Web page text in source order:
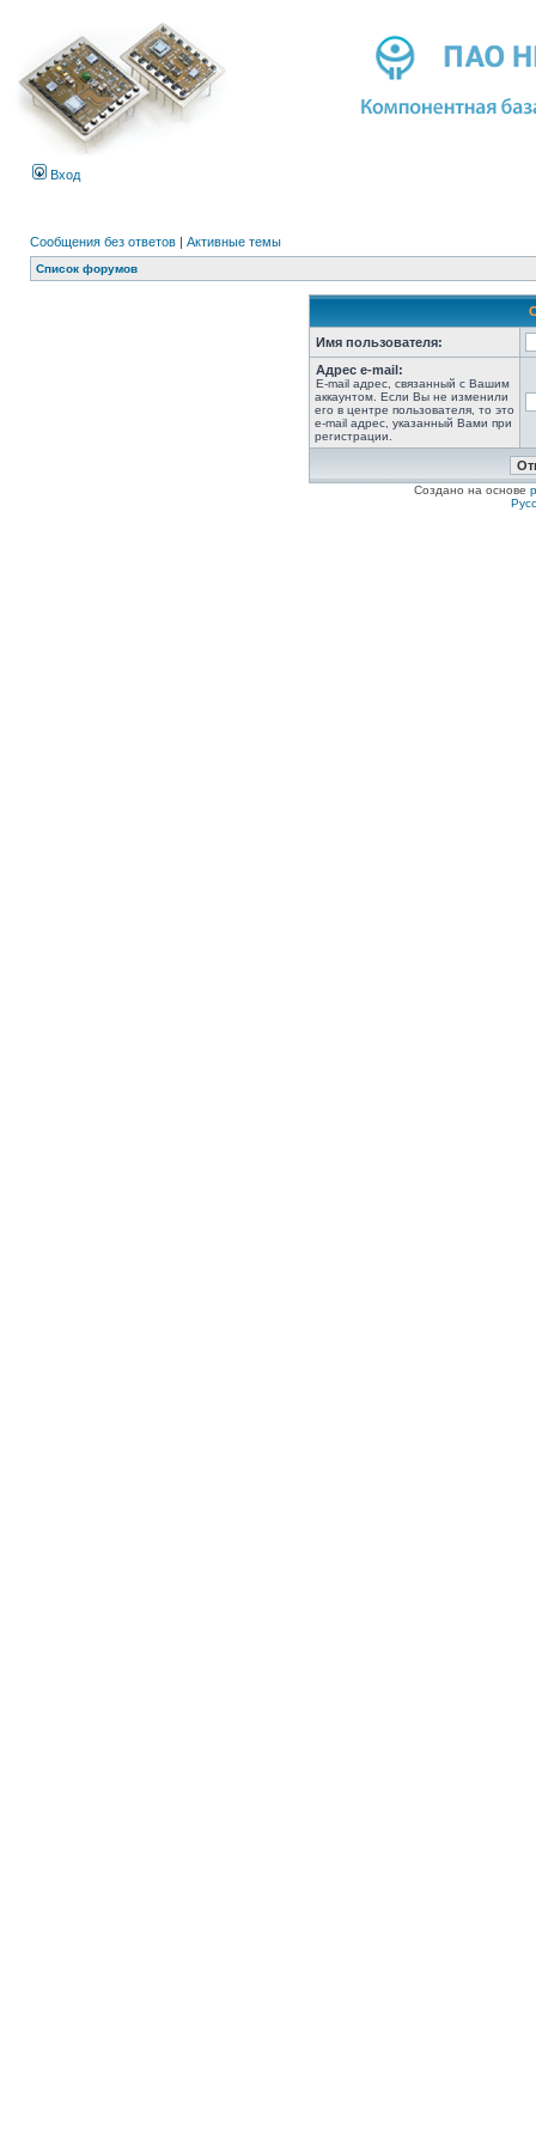
Вход
Сообщения без ответов | Активные темы
Список форумов
Имя пользователя:
Адрес e-mail:
E-mail адрес, связанный с Вашим
аккаунтом. Если Вы не изменили
его в центре пользователя, то это
e-mail адрес, указанный Вами при
регистрации.
Создано на основе